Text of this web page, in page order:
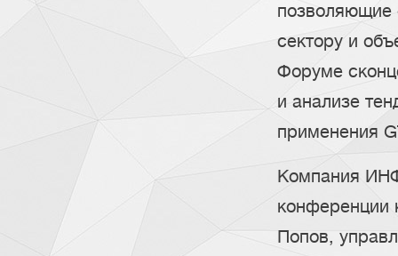
позволяющие
сектору и
Форуме
и анализе
применения
Компания
конференции
Попов,